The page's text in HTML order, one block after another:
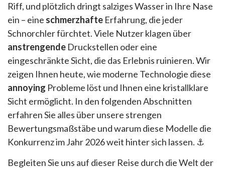
Riff, und plötzlich dringt salziges Wasser in Ihre Nase
ein – eine schmerzhafte Erfahrung, die jeder
Schnorchler fürchtet. Viele Nutzer klagen über
anstrengende Druckstellen oder eine
eingeschränkte Sicht, die das Erlebnis ruinieren. Wir
zeigen Ihnen heute, wie moderne Technologie diese
annoying Probleme löst und Ihnen eine kristallklare
Sicht ermöglicht. In den folgenden Abschnitten
erfahren Sie alles über unsere strengen
Bewertungsmaßstäbe und warum diese Modelle die
Konkurrenz im Jahr 2026 weit hinter sich lassen. ⚓
Begleiten Sie uns auf dieser Reise durch die Welt der